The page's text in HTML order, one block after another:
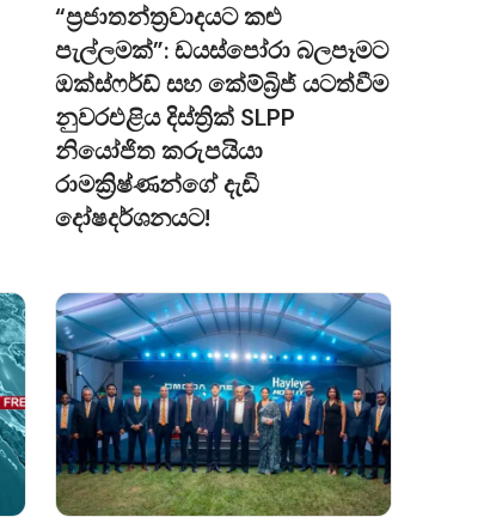
“ප්‍රජාතන්ත්‍රවාදයට කළු
පැල්ලමක්”: ඩයස්පෝරා බලපෑමට
ඔක්ස්ෆර්ඩ් සහ කේම්බ්‍රිජ් යටත්වීම
නුවරඑළිය දිස්ත්‍රික් SLPP
නියෝජිත කරුපයියා
රාමක්‍රිෂ්ණන්ගේ දැඩි
දෝෂදර්ශනයට!